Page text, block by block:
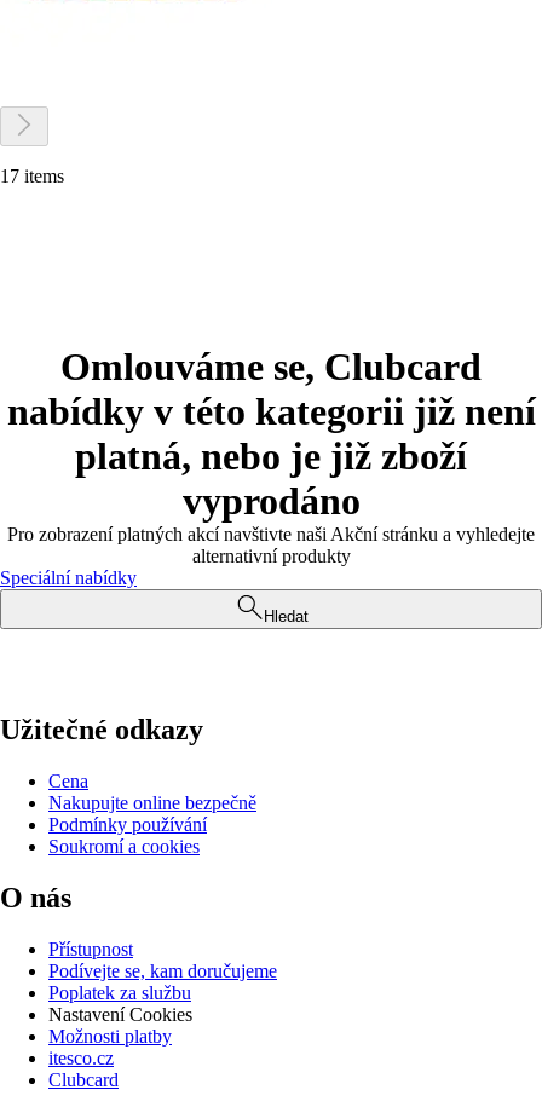
17 items
Omlouváme se, Clubcard
nabídky v této kategorii již není
platná, nebo je již zboží
vyprodáno
Pro zobrazení platných akcí navštivte naši Akční stránku a vyhledejte
alternativní produkty
Speciální nabídky
Hledat
Užitečné odkazy
Cena
Nakupujte online bezpečně
Podmínky používání
Soukromí a cookies
O nás
Přístupnost
Podívejte se, kam doručujeme
Poplatek za službu
Nastavení Cookies
Možnosti platby
itesco.cz
Clubcard